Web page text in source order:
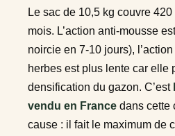
Le sac de 10,5 kg couvre
mois. L’action anti-mousse
noircie en 7-10 jours),
herbes est plus lente car elle
densification du gazon. C’est
vendu en France dans cette
cause : il fait le maximum de